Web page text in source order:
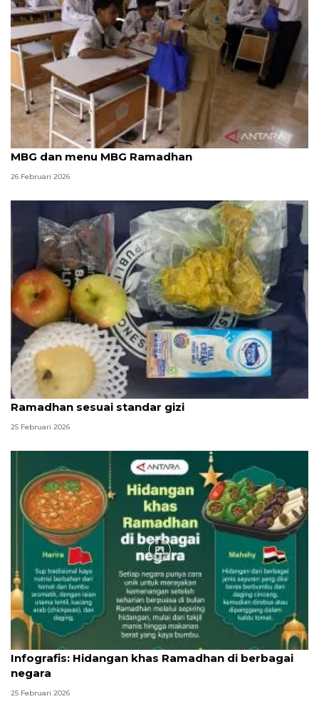
Humaniora kemarin, zakat tak digunakan untuk
MBG dan menu MBG Ramadhan
26 Februari 2026
SPPG Polda Kepri pastikan menu MBG selama
Ramadhan sesuai standar gizi
25 Februari 2026
Infografik
Infografis: Hidangan khas Ramadhan di berbagai
negara
25 Februari 2026